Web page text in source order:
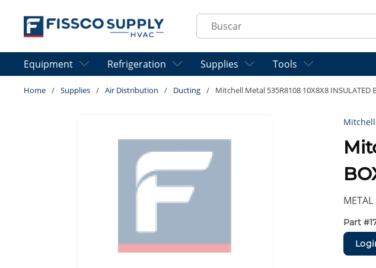
Skip to main content
Site Search
Equipment Refrigeration Supplies Tools
Home / Supplies / Air Distribution / Ducting / Mitchell Metal 535R8108 10X8X8 INSULATED
Part #